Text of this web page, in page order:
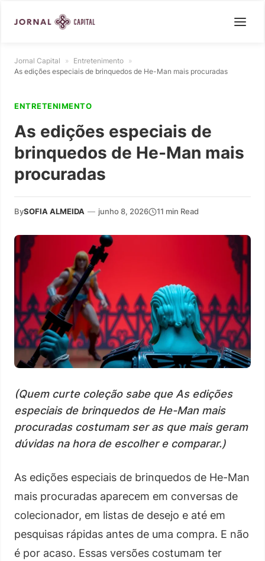
Jornal Capital » Entretenimento »
As edições especiais de brinquedos de He-Man mais procuradas
ENTRETENIMENTO
As edições especiais de
brinquedos de He-Man mais
procuradas
BySOFIA ALMEIDA — junho 8, 2026 11 min Read
(Quem curte coleção sabe que As edições
especiais de brinquedos de He-Man mais
procuradas costumam ser as que mais geram
dúvidas na hora de escolher e comparar.)
As edições especiais de brinquedos de He-Man
mais procuradas aparecem em conversas de
colecionador, em listas de desejo e até em
pesquisas rápidas antes de uma compra. E não
é por acaso. Essas versões costumam ter